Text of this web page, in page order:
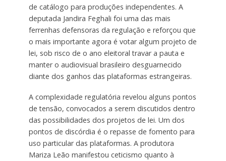
de catálogo para produções independentes. A
deputada Jandira Feghali foi uma das mais
ferrenhas defensoras da regulação e reforçou que
o mais importante agora é votar algum projeto de
lei, sob risco de o ano eleitoral travar a pauta e
manter o audiovisual brasileiro desguarnecido
diante dos ganhos das plataformas estrangeiras.
A complexidade regulatória revelou alguns pontos
de tensão, convocados a serem discutidos dentro
das possibilidades dos projetos de lei. Um dos
pontos de discórdia é o repasse de fomento para
uso particular das plataformas. A produtora
Mariza Leão manifestou ceticismo quanto à